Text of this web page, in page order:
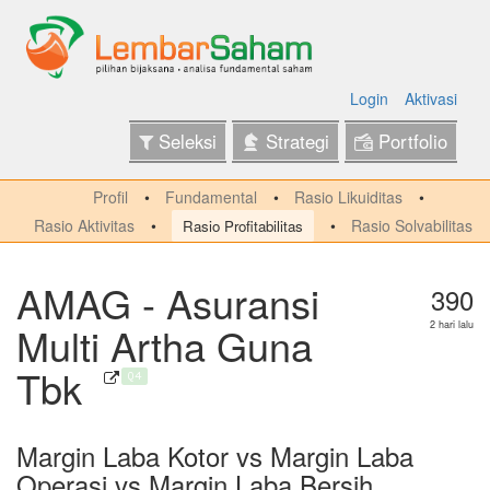
Login Aktivasi
Seleksi Strategi Portfolio
Profil Fundamental
Rasio Likuiditas
Rasio Aktivitas
Rasio Profitabilitas Rasio Solvabilitas
AMAG - Asuransi
Multi Artha Guna
Tbk Q4
390
2 hari lalu
Margin Laba Kotor vs Margin Laba